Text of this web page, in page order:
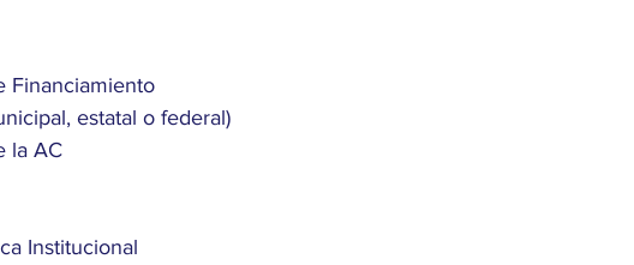
Financiamiento
estatal o federal)
la AC
Institucional